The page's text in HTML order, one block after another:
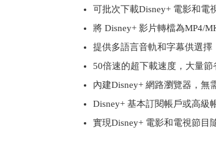
可批次下載Disney+ 電影和電
將 Disney+ 影片轉檔為MP4/
提供多語言音軌和字幕供選擇
50倍速的超下載速度，大量節
內建Disney+ 網路瀏覽器，無
Disney+ 基本訂閱帳戶或高級
實現Disney+ 電影和電視節目